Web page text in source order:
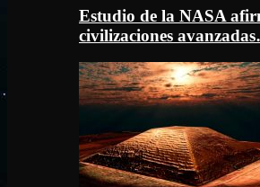
Estudio de la NASA
civilizaciones